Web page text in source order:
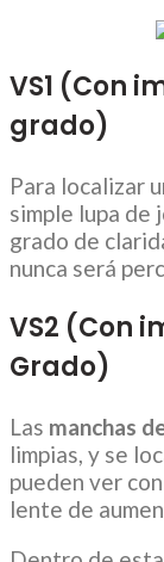
VS1 (Con
grado)
Para localizar
simple lupa de
grado de
nunca será
VS2 (Con
Grado)
Las manchas
limpias, y se
pueden ver
lente de